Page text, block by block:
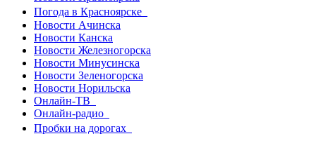
Погода в Красноярске
Новости Ачинска
Новости Канска
Новости Железногорска
Новости Минусинска
Новости Зеленогорска
Новости Норильска
Онлайн-ТВ
Онлайн-радио
Пробки на дорогах